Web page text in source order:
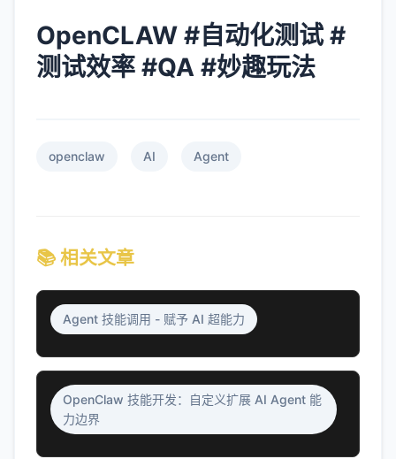
OpenCLAW #自动化测试 #
测试效率 #QA #妙趣玩法
openclaw AI Agent
📚 相关文章
Agent 技能调用 - 赋予 AI 超能力
OpenClaw 技能开发：自定义扩展 AI Agent 能
力边界